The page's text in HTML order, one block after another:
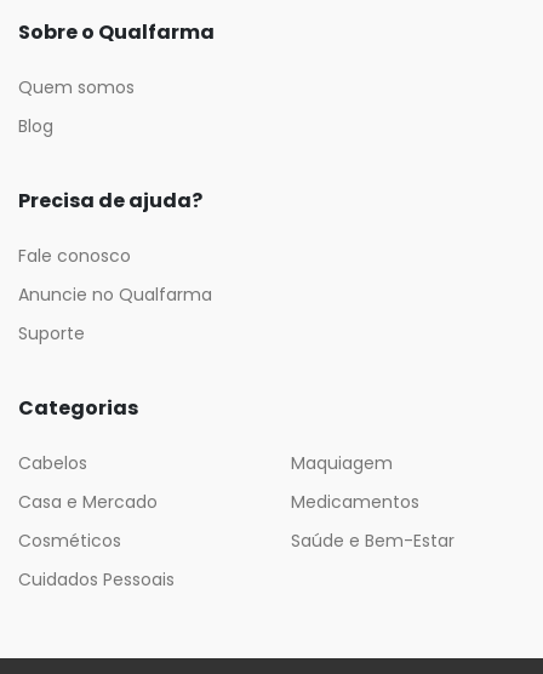
Sobre o Qualfarma
Quem somos
Blog
Precisa de ajuda?
Fale conosco
Anuncie no Qualfarma
Suporte
Categorias
Cabelos
Casa e Mercado
Cosméticos
Cuidados Pessoais
Maquiagem
Medicamentos
Saúde e Bem-Estar